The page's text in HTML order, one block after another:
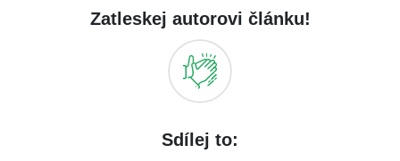
Zatleskej autorovi článku!
Sdílej to: